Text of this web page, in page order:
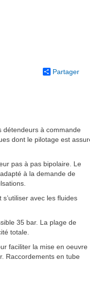
Partager
détendeurs à commande
dont le pilotage est
pas à pas bipolaire. Le
à la demande de
avec les fluides
35 bar. La plage de
totale.
faciliter la mise en oeuvre
Raccordements en tube